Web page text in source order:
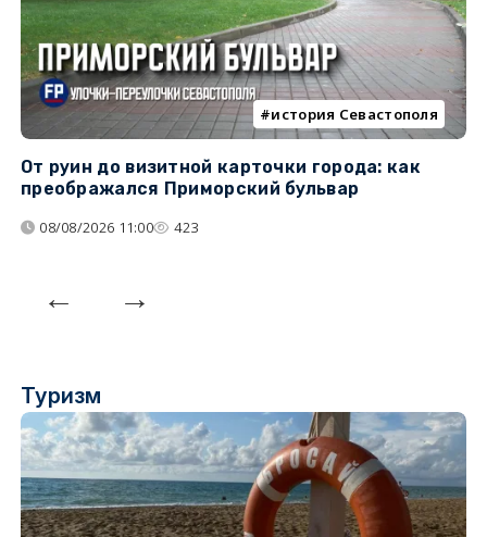
история Севастополя
От руин до визитной карточки города: как
преображался Приморский бульвар
08/08/2026 11:00 423
Туризм